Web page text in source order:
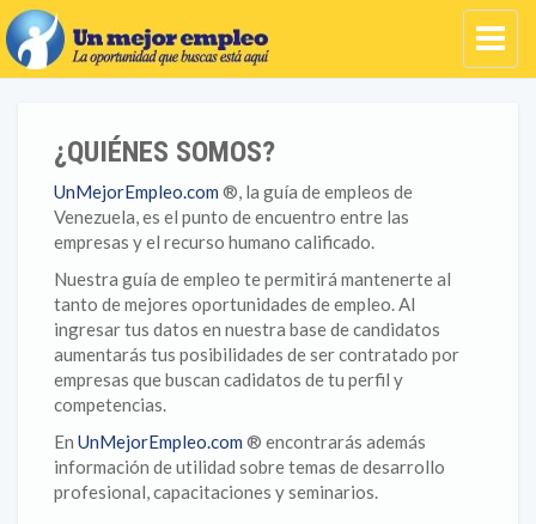
¿QUIÉNES SOMOS?
UnMejorEmpleo.com ®, la guía de empleos de
Venezuela, es el punto de encuentro entre las
empresas y el recurso humano calificado.
Nuestra guía de empleo te permitirá mantenerte al
tanto de mejores oportunidades de empleo. Al
ingresar tus datos en nuestra base de candidatos
aumentarás tus posibilidades de ser contratado por
empresas que buscan cadidatos de tu perfil y
competencias.
En UnMejorEmpleo.com ® encontrarás además
información de utilidad sobre temas de desarrollo
profesional, capacitaciones y seminarios.